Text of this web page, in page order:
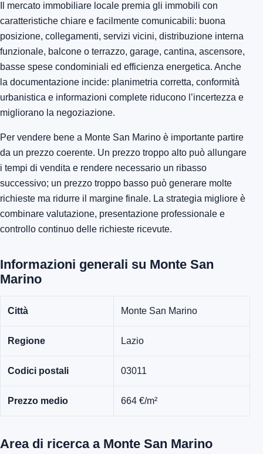
Il mercato immobiliare locale premia gli immobili con
caratteristiche chiare e facilmente comunicabili: buona
posizione, collegamenti, servizi vicini, distribuzione interna
funzionale, balcone o terrazzo, garage, cantina, ascensore,
basse spese condominiali ed efficienza energetica. Anche
la documentazione incide: planimetria corretta, conformità
urbanistica e informazioni complete riducono l’incertezza e
migliorano la negoziazione.
Per vendere bene a Monte San Marino è importante partire
da un prezzo coerente. Un prezzo troppo alto può allungare
i tempi di vendita e rendere necessario un ribasso
successivo; un prezzo troppo basso può generare molte
richieste ma ridurre il margine finale. La strategia migliore è
combinare valutazione, presentazione professionale e
controllo continuo delle richieste ricevute.
Informazioni generali su Monte San
Marino
Città Monte San Marino
Regione Lazio
Codici postali 03011
Prezzo medio 664 €/m²
Area di ricerca a Monte San Marino